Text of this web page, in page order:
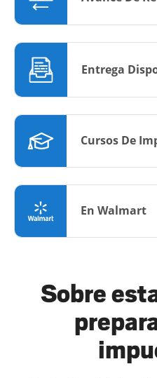
Entrega
Cursos De
En Walmart
Sobre